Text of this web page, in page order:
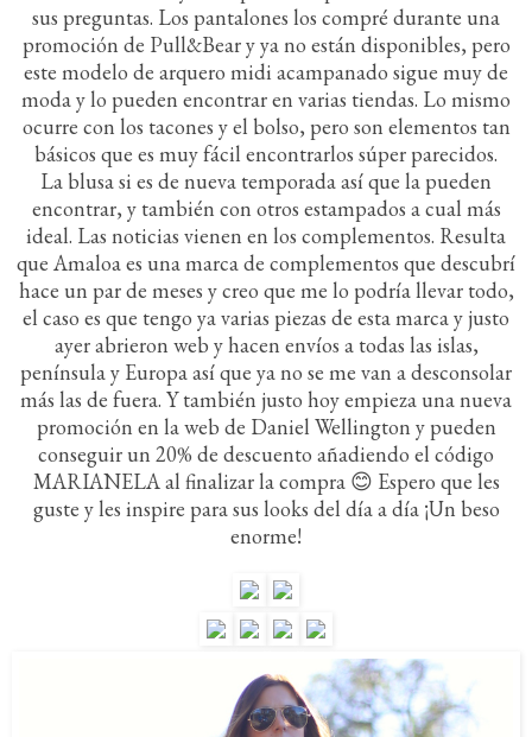
sus preguntas. Los pantalones los compré durante una
promoción de Pull&Bear y ya no están disponibles, pero
este modelo de arquero midi acampanado sigue muy de
moda y lo pueden encontrar en varias tiendas. Lo mismo
ocurre con los tacones y el bolso, pero son elementos tan
básicos que es muy fácil encontrarlos súper parecidos.
La blusa si es de nueva temporada así que la pueden
encontrar, y también con otros estampados a cual más
ideal. Las noticias vienen en los complementos. Resulta
que Amaloa es una marca de complementos que descubrí
hace un par de meses y creo que me lo podría llevar todo,
el caso es que tengo ya varias piezas de esta marca y justo
ayer abrieron web y hacen envíos a todas las islas,
península y Europa así que ya no se me van a desconsolar
más las de fuera. Y también justo hoy empieza una nueva
promoción en la web de Daniel Wellington y pueden
conseguir un 20% de descuento añadiendo el código
MARIANELA al finalizar la compra 😊 Espero que les
guste y les inspire para sus looks del día a día ¡Un beso
enorme!